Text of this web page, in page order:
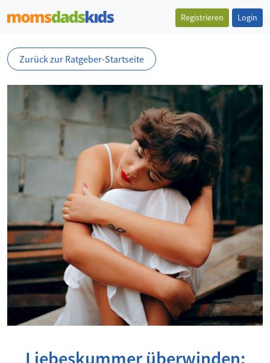
Registrieren Login
Zurück zur Ratgeber-Startseite
Liebeskummer überwinden: